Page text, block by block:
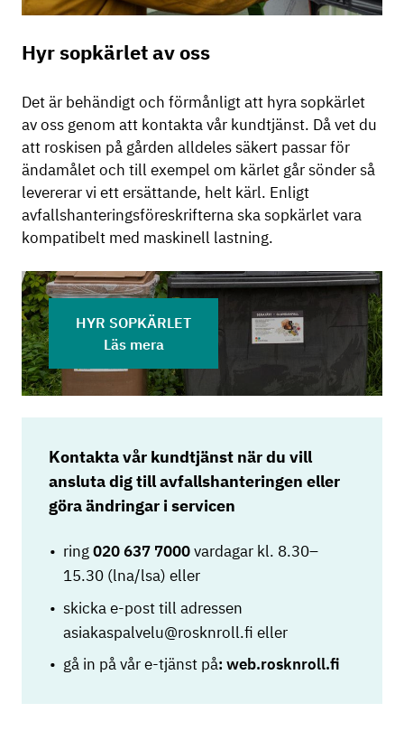
Hyr sopkärlet av oss
Det är behändigt och förmånligt att hyra sopkärlet
av oss genom att kontakta vår kundtjänst. Då vet du
att roskisen på gården alldeles säkert passar för
ändamålet och till exempel om kärlet går sönder så
levererar vi ett ersättande, helt kärl. Enligt
avfallshanteringsföreskrifterna ska sopkärlet vara
kompatibelt med maskinell lastning.
HYR SOPKÄRLET
Läs mera
Kontakta vår kundtjänst när du vill
ansluta dig till avfallshanteringen eller
göra ändringar i servicen
ring020 637 7000vardagar kl. 8.30–
15.30 (lna/lsa) eller
skicka e-post till adressen
asiakaspalvelu@rosknroll.fi eller
gå in på vår e-tjänst på: web.rosknroll.fi